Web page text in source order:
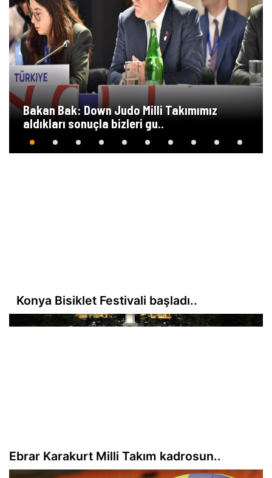
Bakan Bak: Down Judo Milli Takımımız
aldıkları sonuçla bizleri gu..
Konya Bisiklet Festivali başladı..
Ebrar Karakurt Milli Takım kadrosun..